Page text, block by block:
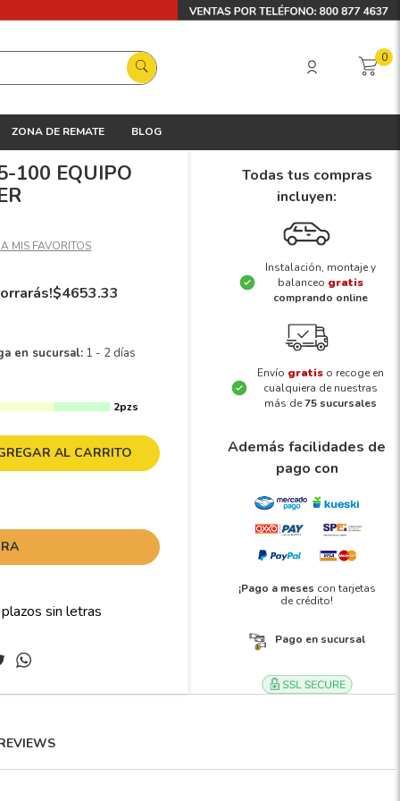
0
ZONA DE REMATE BLOG
100 EQUIPO
$4653.33
en sucursal: 1 - 2 días
2pzs
AL CARRITO
Todas tus compras
incluyen:
Instalación, montaje y
balanceo gratis
comprando online
Envío gratis o recoge en
cualquiera de nuestras
más de75 sucursales
Además facilidades de
pago con
¡Pago a meses con tarjetas
de crédito!
Pago en sucursal